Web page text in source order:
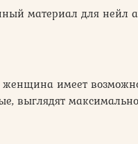
материал для нейл
женщина имеет
выглядят максимально